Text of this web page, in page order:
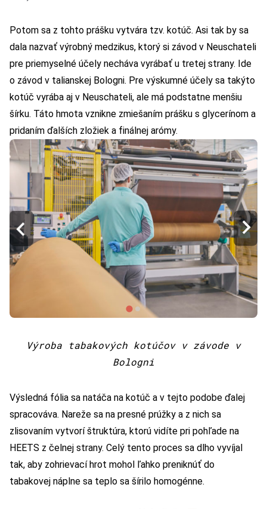
Potom sa z tohto prášku vytvára tzv. kotúč. Asi tak by sa
dala nazvať výrobný medzikus, ktorý si závod v Neuschateli
pre priemyselné účely necháva vyrábať u tretej strany. Ide
o závod v talianskej Bologni. Pre výskumné účely sa takýto
kotúč vyrába aj v Neuschateli, ale má podstatne menšiu
šírku. Táto hmota vznikne zmiešaním prášku s glycerínom a
pridaním ďalších zložiek a finálnej arómy.
Výroba tabakových kotúčov v závode v
Bologni
Výsledná fólia sa natáča na kotúč a v tejto podobe ďalej
spracováva. Nareže sa na presné prúžky a z nich sa
zlisovaním vytvorí štruktúra, ktorú vidíte pri pohľade na
HEETS z čelnej strany. Celý tento proces sa dlho vyvíjal
tak, aby zohrievací hrot mohol ľahko preniknúť do
tabakovej náplne sa teplo sa šírilo homogénne.